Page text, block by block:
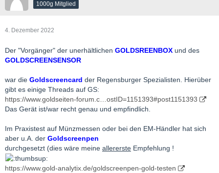
1000g Mitglied
4. Dezember 2022
Der "Vorgänger" der unerhältlichen GOLDSREENBOX und des
GOLDSCREENSENSOR
war die Goldscreencard der Regensburger Spezialisten. Hierüber
gibt es einige Threads auf GS:
https://www.goldseiten-forum.c…ostID=1151393#post1151393
Das Gerät ist/war recht genau und empfindlich.
Im Praxistest auf Münzmessen oder bei den EM-Händler hat sich
aber u.A. der Goldscreenpen
durchgesetzt (dies wäre meine allererste Empfehlung !
https://www.gold-analytix.de/goldscreenpen-gold-testen